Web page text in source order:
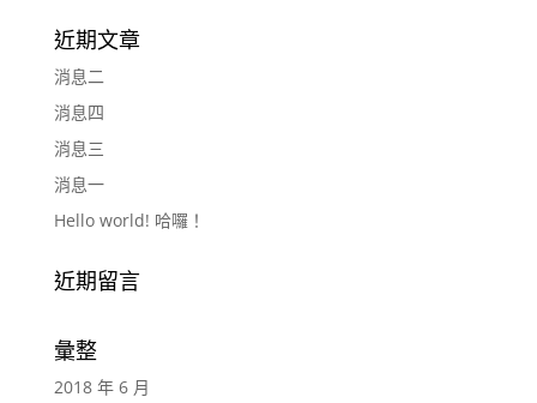
近期文章
消息二
消息四
消息三
消息一
Hello world! 哈囉！
近期留言
彙整
2018 年 6 月